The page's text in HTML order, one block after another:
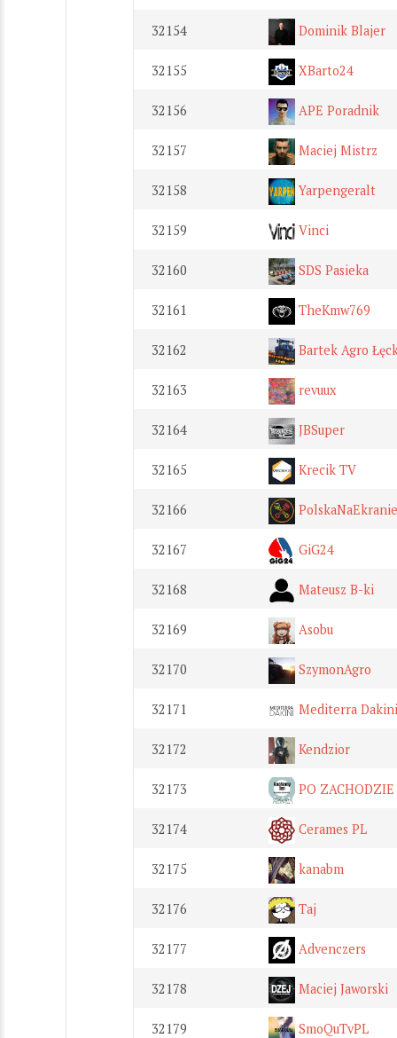
32154 Dominik Blajer
32155 XBarto24
32156 APE Poradnik
32157 Maciej Mistrz
32158 Yarpengeralt
32159 Vinci
32160 SDS Pasieka
32161 TheKmw769
32162 Bartek Agro
32163 revuux
32164 JBSuper
32165 Krecik TV
32166 PolskaNaEkranie
32167 GiG24
32168 Mateusz B-ki
32169 Asobu
32170 SzymonAgro
32171 Mediterra Dakini
32172 Kendzior
32173 PO ZACHODZIE
32174 Cerames PL
32175 kanabm
32176 Taj
32177 Advenczers
32178 Maciej Jaworski
32179 SmoQuTvPL